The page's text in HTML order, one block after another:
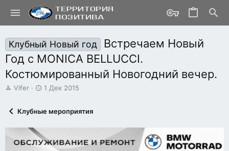
Клубный Новый год
Встречаем Новый
Год с MONICA BELLUCCI.
Костюмированный Новогодний вечер.
А
е
Vifer
Д
а
ч
1 Дек 2015
Клубные мероприятия